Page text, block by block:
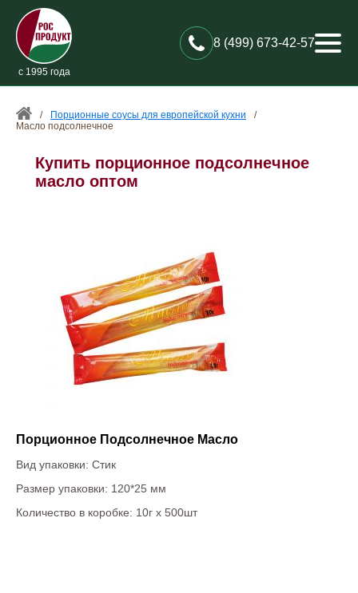
с 1995 года
8 (499) 673-42-57
/ Порционные соусы для европейской кухни
/
Масло подсолнечное
Купить порционное подсолнечное
масло оптом
Порционное Подсолнечное Масло
Вид упаковки: Стик
Размер упаковки: 120*25 мм
Количество в коробке: 10г х 500шт